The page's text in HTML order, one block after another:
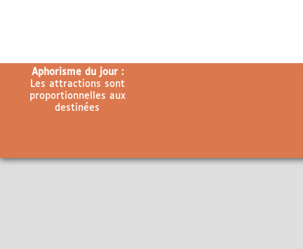
Aphorisme du jour :
Les attractions sont
proportionnelles aux
destinées